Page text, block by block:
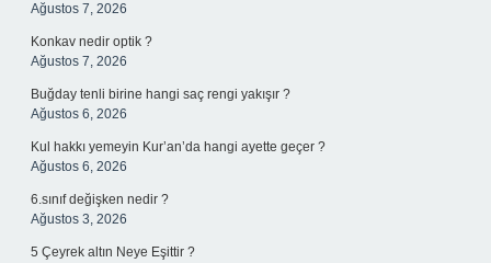
Ağustos 7, 2026
Konkav nedir optik ?
Ağustos 7, 2026
Buğday tenli birine hangi saç rengi yakışır ?
Ağustos 6, 2026
Kul hakkı yemeyin Kur’an’da hangi ayette geçer ?
Ağustos 6, 2026
6.sınıf değişken nedir ?
Ağustos 3, 2026
5 Çeyrek altın Neye Eşittir ?